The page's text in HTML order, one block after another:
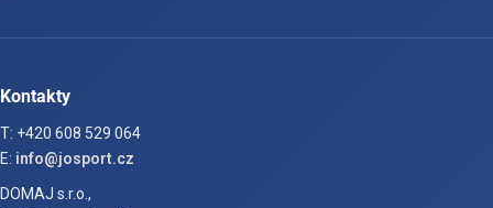
Kontakty
T: +420 608 529 064
E: info@josport.cz
DOMAJ s.r.o.,